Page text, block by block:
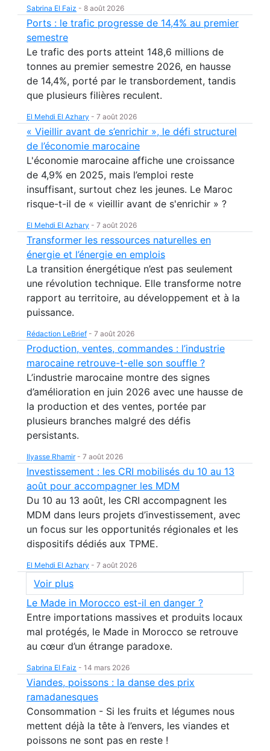
Sabrina El Faiz - 8 août 2026
Ports : le trafic progresse de 14,4% au premier
semestre
Le trafic des ports atteint 148,6 millions de
tonnes au premier semestre 2026, en hausse
de 14,4%, porté par le transbordement, tandis
que plusieurs filières reculent.
El Mehdi El Azhary - 7 août 2026
« Vieillir avant de s’enrichir », le défi structurel
de l’économie marocaine
L'économie marocaine affiche une croissance
de 4,9% en 2025, mais l’emploi reste
insuffisant, surtout chez les jeunes. Le Maroc
risque-t-il de « vieillir avant de s'enrichir » ?
El Mehdi El Azhary - 7 août 2026
Transformer les ressources naturelles en
énergie et l’énergie en emplois
La transition énergétique n’est pas seulement
une révolution technique. Elle transforme notre
rapport au territoire, au développement et à la
puissance.
Rédaction LeBrief - 7 août 2026
Production, ventes, commandes : l’industrie
marocaine retrouve-t-elle son souffle ?
L’industrie marocaine montre des signes
d’amélioration en juin 2026 avec une hausse de
la production et des ventes, portée par
plusieurs branches malgré des défis
persistants.
Ilyasse Rhamir- 7 août 2026
Investissement : les CRI mobilisés du 10 au 13
août pour accompagner les MDM
Du 10 au 13 août, les CRI accompagnent les
MDM dans leurs projets d’investissement, avec
un focus sur les opportunités régionales et les
dispositifs dédiés aux TPME.
El Mehdi El Azhary - 7 août 2026
Voir plus
Le Made in Morocco est-il en danger ?
Entre importations massives et produits locaux
mal protégés, le Made in Morocco se retrouve
au cœur d’un étrange paradoxe.
Sabrina El Faiz - 14 mars 2026
Viandes, poissons : la danse des prix
ramadanesques
Consommation - Si les fruits et légumes nous
mettent déjà la tête à l’envers, les viandes et
poissons ne sont pas en reste !